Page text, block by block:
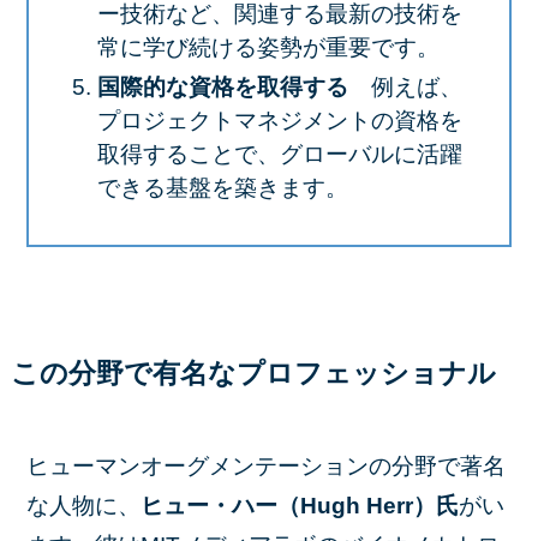
ー技術など、関連する最新の技術を
常に学び続ける姿勢が重要です。​
国際的な資格を取得する 例えば、
プロジェクトマネジメントの資格を
取得することで、グローバルに活躍
できる基盤を築きます。​
この分野で有名なプロフェッショナル
ヒューマンオーグメンテーションの分野で著名
な人物に、
ヒュー・ハー（Hugh Herr）氏がい